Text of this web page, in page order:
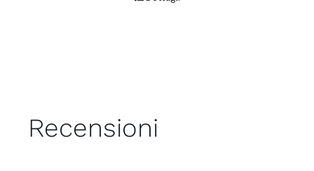
prodotto
Recensioni